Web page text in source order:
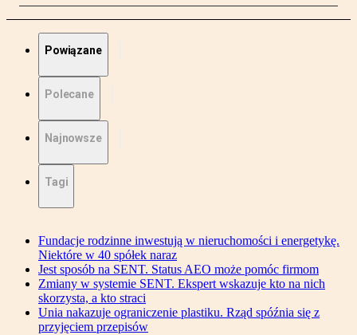
Powiązane
Polecane
Najnowsze
Tagi
Fundacje rodzinne inwestują w nieruchomości i energetykę.
Niektóre w 40 spółek naraz
Jest sposób na SENT. Status AEO może pomóc firmom
Zmiany w systemie SENT. Ekspert wskazuje kto na nich
skorzysta, a kto straci
Unia nakazuje ograniczenie plastiku. Rząd spóźnia się z
przyjęciem przepisów